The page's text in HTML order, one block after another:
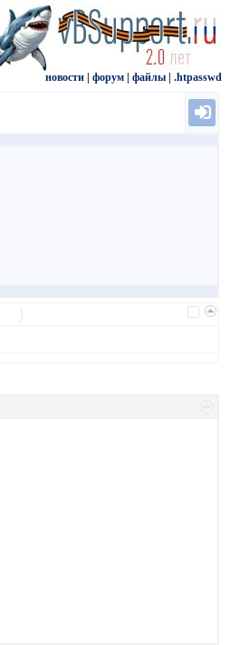
новости форум файлы .htpasswd